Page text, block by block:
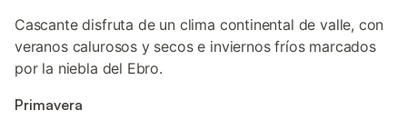
Cascante disfruta de un clima continental de valle, con
veranos calurosos y secos e inviernos fríos marcados
por la niebla del Ebro.
Primavera